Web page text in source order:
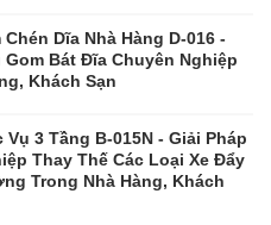
Dĩa Nhà Hàng D-016 -
Bát Đĩa Chuyên Nghiệp
Khách Sạn
Vụ 3 Tầng B-015N - Giải Pháp
Thay Thế Các Loại Xe Đẩy
Trong Nhà Hàng, Khách